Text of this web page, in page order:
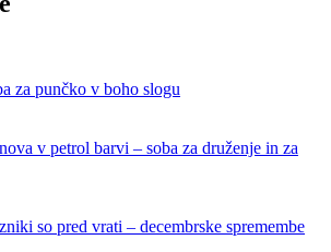
za punčko v boho slogu
v petrol barvi – soba za druženje in za
so pred vrati – decembrske spremembe